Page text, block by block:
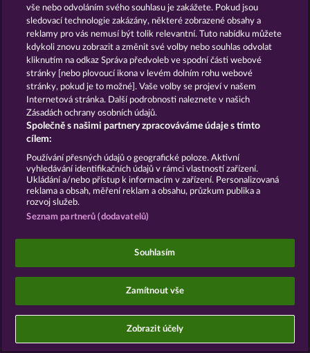
Podat Žádost o Odstoupení
Sociální kasinové hry jsou určeny výhradně k
zábavním účelům a nemají vůbec žádný vliv na
možné budoucí úspěchy v oblasti hazardu se
skutečnými penězi.
vše nebo odvoláním svého souhlasu je zakážete. Pokud jsou
sledovací technologie zakázány, některé zobrazené obsahy a
reklamy pro vás nemusí být tolik relevantní. Tuto nabídku můžete
kdykoli znovu zobrazit a změnit své volby nebo souhlas odvolat
kliknutím na odkaz Správa předvoleb ve spodní části webové
stránky [nebo plovoucí ikona v levém dolním rohu webové
stránky, pokud je to možné]. Vaše volby se projeví v našem
Internetová stránka. Další podrobnosti naleznete v našich
Zásadách ochrany osobních údajů.
Společně s našimi partnery zpracováváme údaje s tímto
cílem:
Používání přesných údajů o geografické poloze. Aktivní
vyhledávání identifikačních údajů v rámci vlastností zařízení.
Ukládání a/nebo přístup k informacím v zařízení. Personalizovaná
reklama a obsah, měření reklam a obsahu, průzkum publika a
rozvoj služeb.
Seznam partnerů (dodavatelů)
Souhlasím
Zamítnout vše
Zobrazit účely